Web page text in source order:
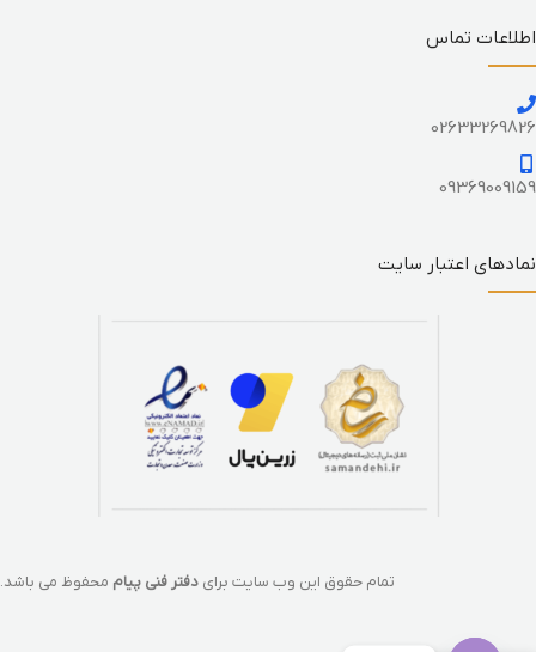
اطلاعات تماس
02633269826
09369009159
نمادهای اعتبار سایت
تمام حقوق این وب سایت برای دفتر فنی پیام محفوظ می باشد.